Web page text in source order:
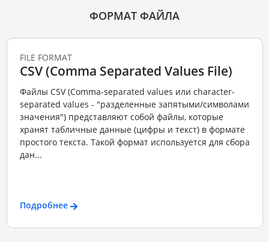
ФОРМАТ ФАЙЛА
FILE FORMAT
CSV (Comma Separated Values File)
Файлы CSV (Comma-separated values или character-
separated values - "разделенные запятыми/символами
значения") представляют собой файлы, которые
хранят табличные данные (цифры и текст) в формате
простого текста. Такой формат используется для сбора
дан...
Подробнее